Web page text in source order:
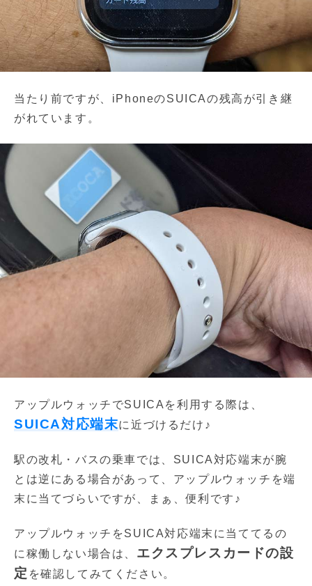
当たり前ですが、iPhoneのSUICAの残高が引き継
がれています。
アップルウォッチでSUICAを利用する際は、
SUICA対応端末に近づけるだけ♪
駅の改札・バスの乗車では、SUICA対応端末が腕
とは逆にある場合があって、アップルウォッチを端
末に当てづらいですが、まぁ、便利です♪
アップルウォッチをSUICA対応端末に当ててるの
に稼働しない場合は、 エクスプレスカードの設
定 を確認してみてください。